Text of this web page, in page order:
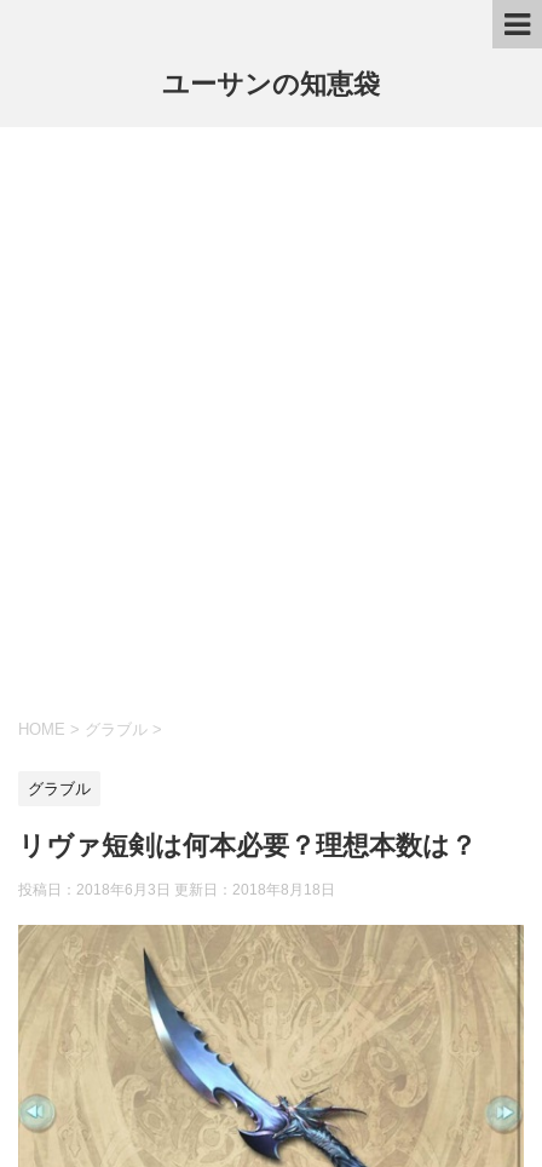
ユーサンの知恵袋
HOME > グラブル >
グラブル
リヴァ短剣は何本必要？理想本数は？
投稿日：2018年6月3日 更新日： 2018年8月18日